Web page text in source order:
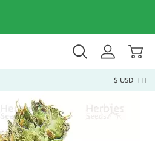
$ USD TH